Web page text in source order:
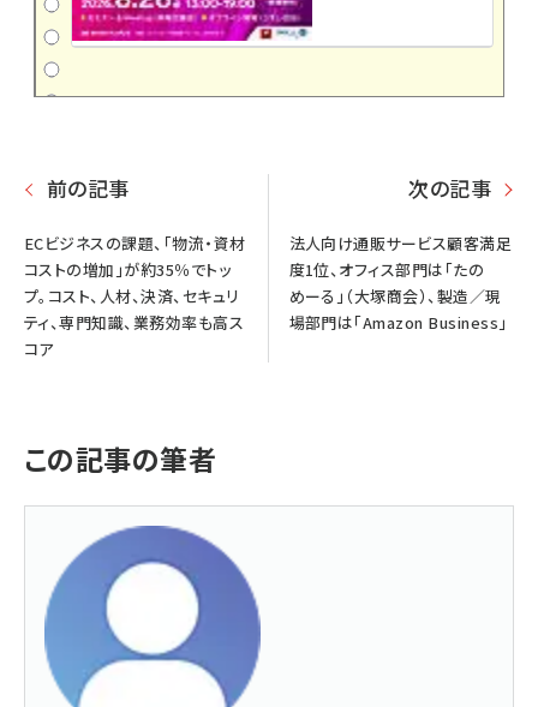
前の記事
ECビジネスの課題、「物流・資材
コストの増加」が約35％でトッ
プ。コスト、人材、決済、セキュリ
ティ、専門知識、業務効率も高ス
コア
次の記事
法人向け通販サービス顧客満足
度1位、オフィス部門は「たの
めーる」（大塚商会）、製造／現
場部門は「Amazon Business」
この記事の筆者